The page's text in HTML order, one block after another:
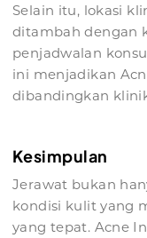
Selain itu, lokasi
ditambah dengan
penjadwalan
ini menjadikan
dibandingkan
Kesimpulan
Jerawat bukan
kondisi kulit yang
yang tepat. Acne